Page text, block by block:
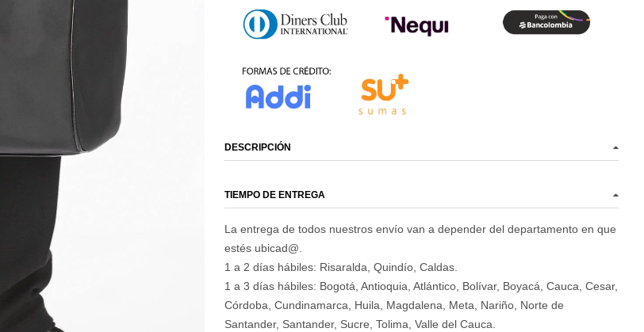
DESCRIPCIÓN
TIEMPO DE ENTREGA
La entrega de todos nuestros envío van a depender del departamento en que
estés ubicad@.
1 a 2 días hábiles: Risaralda, Quindío, Caldas.
1 a 3 días hábiles: Bogotá, Antioquia, Atlántico, Bolívar, Boyacá, Cauca, Cesar,
Córdoba, Cundinamarca, Huila, Magdalena, Meta, Nariño, Norte de
Santander, Santander, Sucre, Tolima, Valle del Cauca.